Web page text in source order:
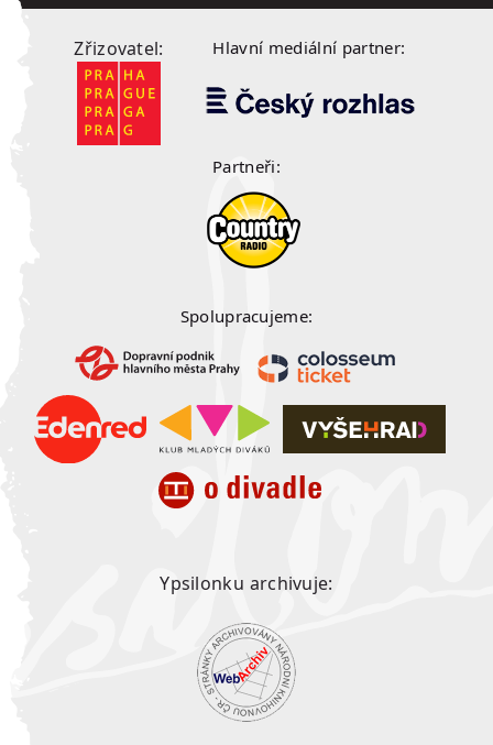
Zřizovatel: Hlavní mediální partner:
Partneři:
Spolupracujeme:
Ypsilonku archivuje: